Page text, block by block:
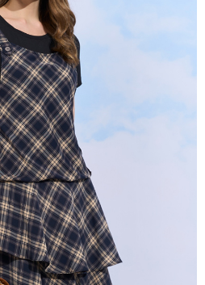
擇「超商條碼／台灣大直營門市／銀行轉
等通路繳費。
限公司」（以下簡稱本公司）所提供，讓
商品或服務，並由商店將買賣／分期付款
使用本公司帳單繳交帳款。
期」之契約關係目的，商店將以您的個人
供予台灣大哥大進項蒐集、處理及利用，
需資料之確認、核對及更正。
連結：https://oppay.tw/userRule
後付」後，將跳轉至「AFTEE先享後付」
額後，即可完成結帳。
費通知簡訊。
點擊此簡訊中的連結，可透過四大超商／
付款，方視為交易完成。
立刻繳費，但若您需要取消訂單，請聯絡
消之訂單仍視為有效，需透過AFTEE先享
後付 」之結帳頁面顯示為準，若有關於
款等相關疑問，請聯繫「AFTEE先享後付
support/home
提供之「AFTEE先享後付」服務完成之交
個人資料，並將交易相關給付款項請求債
覽以下網址：
定代理人或監護人之同意方可使用
申辦者引起之損失，本公司不負相關責
以上)免運費
以上)免運費